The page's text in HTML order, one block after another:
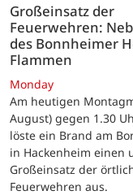
Großeinsatz der
Feuerwehren:
des Bonnheimer
Flammen
Monday
Am heutigen
August) gegen 1.30
löste ein Brand am
in Hackenheim einen
Großeinsatz der
Feuerwehren aus.